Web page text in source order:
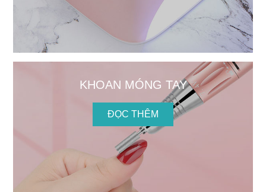
KHOAN MÓNG TAY
ĐỌC THÊM